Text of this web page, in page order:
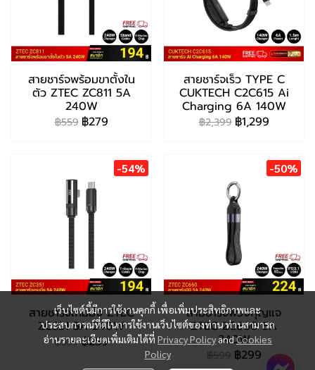
สายชาร์จพร้อมขาตั้งใน
ตัว ZTEC ZC811 5A
240W
฿559 ฿279
สายชาร์จเร็ว TYPE C
CUKTECH C2C615 Ai
Charging 6A 140W
฿2,399 ฿1,299
-54%
สายชาร์จเกมมิ่ง ZTEC
ZC351 5A 240W
฿559 ฿259
-50%
สายชาร์จพวงกุญแจ
ZTEC ZC660 5A
240W
฿599 ฿299
เว็บไซต์นี้มีการใช้งานคุกกี้ เพื่อเพิ่มประสิทธิภาพและ
ประสบการณ์ที่ดีในการใช้งานเว็บไซต์ของท่าน ท่านสามารถ
อ่านรายละเอียดเพิ่มเติมได้ที่ Privacy Policy andCookies
Policy